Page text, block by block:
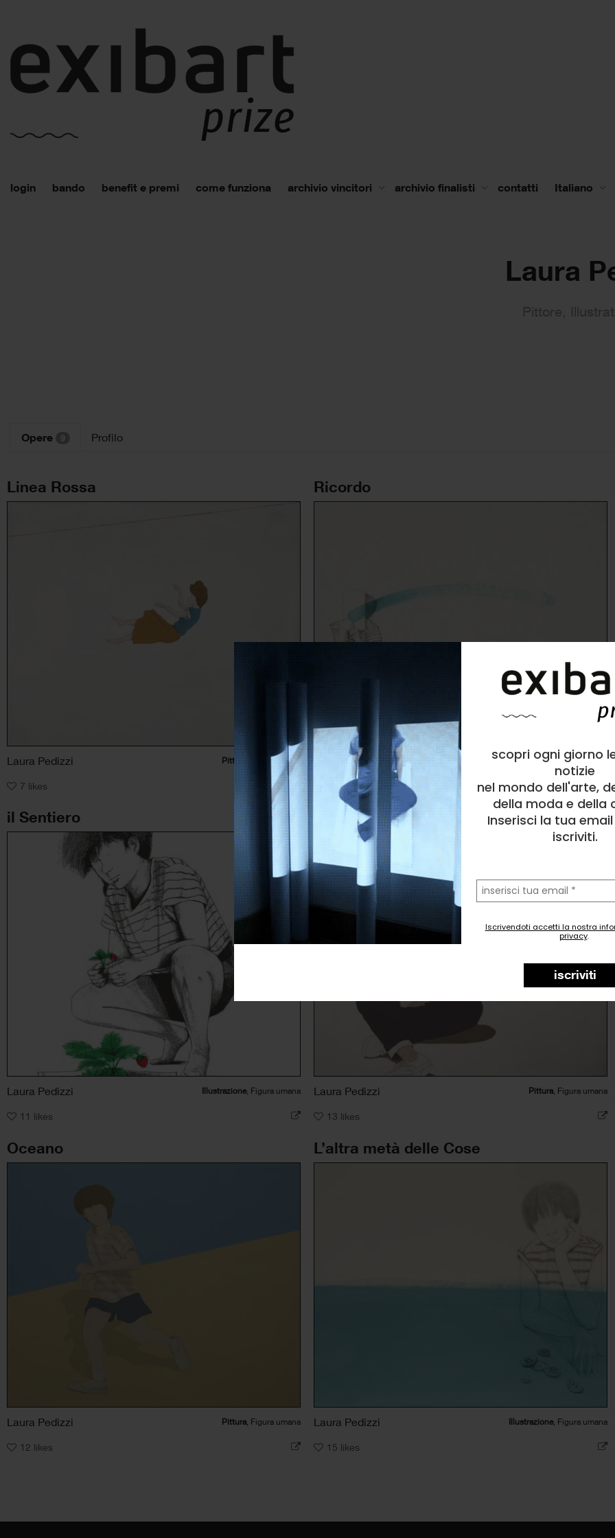
scopri ogni giorno
notizie
nel mondo dell'arte,
della moda e della
Inserisci la tua
iscriviti.
la
tua
email
Iscrivendoti accetti la nostra
privacy.
iscriviti
login bando benefit e premi come funziona archivio vincitori archivio finalisti contatti Italiano
Laura
Opere Profilo
Linea Rossa
Laura Pedizzi Pittura , Figura umana
7 likes
Ricordo
Laura Pedizzi Disegno , Figura umana
likes
il Sentiero
Laura Pedizzi Illustrazione, Figura umana
11 likes
1993
Laura Pedizzi Pittura, Figura umana
13 likes
Oceano
Laura Pedizzi Pittura, Figura umana
12 likes
L’altra metà delle Cose
Laura Pedizzi Illustrazione, Figura umana
15 likes